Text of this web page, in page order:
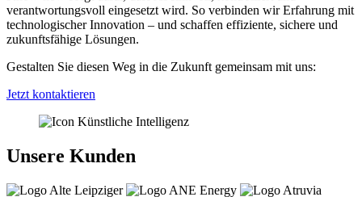
verantwortungsvoll eingesetzt wird. So verbinden wir Erfahrung mit
technologischer Innovation – und schaffen effiziente, sichere und
zukunftsfähige Lösungen.
Gestalten Sie diesen Weg in die Zukunft gemeinsam mit uns:
Jetzt kontaktieren
Unsere Kunden